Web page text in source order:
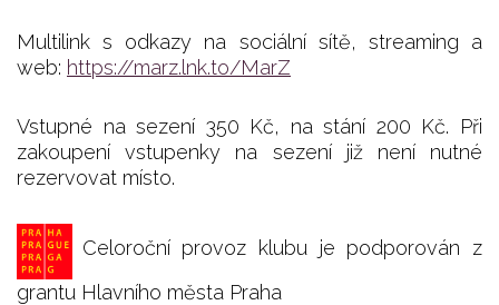
Multilink s odkazy na sociální sítě, streaming a
web: https://marz.lnk.to/MarZ
Vstupné na sezení 350 Kč, na stání 200 Kč. Při
zakoupení vstupenky na sezení již není nutné
rezervovat místo.
Celoroční provoz klubu je podporován z
grantu Hlavního města Praha